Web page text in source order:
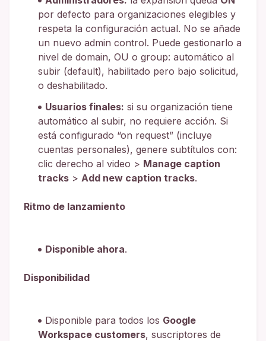
por defecto para organizaciones elegibles y
respeta la configuración actual. No se añade
un nuevo admin control. Puede gestionarlo a
nivel de domain, OU o group: automático al
subir (default), habilitado pero bajo solicitud,
o deshabilitado.
Usuarios finales: si su organización tiene
automático al subir, no requiere acción. Si
está configurado “on request” (incluye
cuentas personales), genere subtítulos con:
clic derecho al video > Manage caption
tracks > Add new caption tracks.
Ritmo de lanzamiento
Disponible ahora.
Disponibilidad
Disponible para todos los Google
Workspace customers, suscriptores de